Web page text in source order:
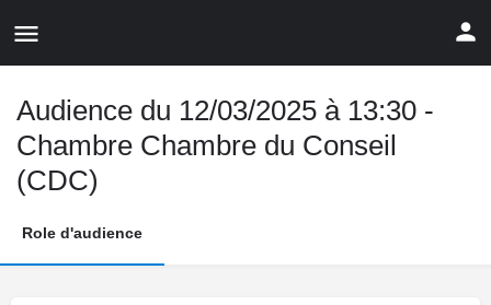
Audience du 12/03/2025 à 13:30 -
Chambre Chambre du Conseil
(CDC)
Role d'audience